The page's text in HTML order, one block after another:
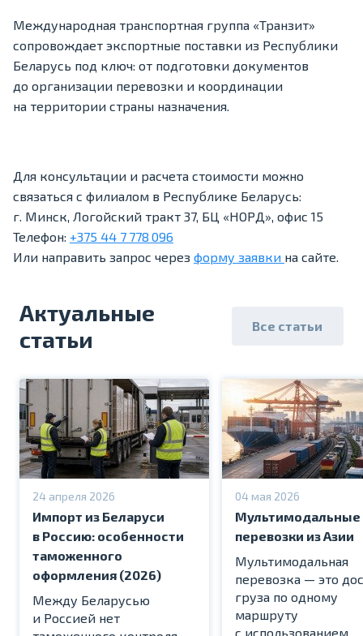
Международная транспортная группа «Транзит»
сопровождает экспортные поставки из Республики
Беларусь под ключ: от подготовки документов
до организации перевозки и координации
на территории страны назначения.
Для консультации и расчета стоимости можно
связаться с филиалом в Республике Беларусь:
г. Минск, Логойский тракт 37, БЦ «НОРД», офис 15
Телефон: +375 44 7 778 096
Или направить запрос через форму заявки на сайте.
Актуальные
статьи
Все статьи
24 апреля 2026
Импорт из Беларуси
в Россию: особенности
таможенного
оформления (2026)
Между Беларусью
и Россией нет
04 мая 2026
Мультимодальные
перевозки из Азии
Мультимодальная
перевозка — это
груза по одному
маршруту
с использованием